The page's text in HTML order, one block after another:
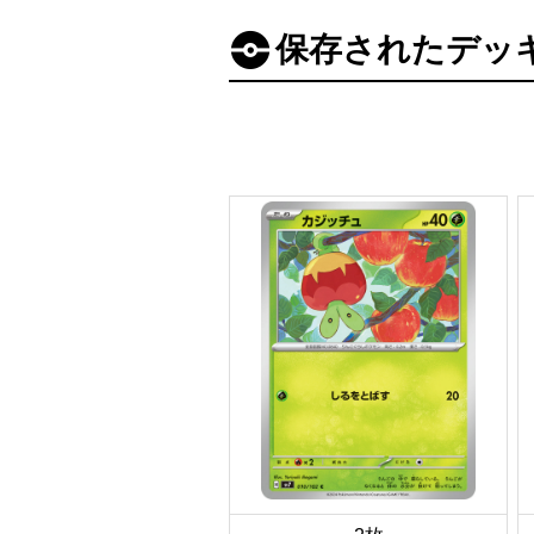
保存されたデッ